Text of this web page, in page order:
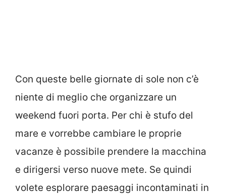
Con queste belle giornate di sole non c’è
niente di meglio che organizzare un
weekend fuori porta. Per chi è stufo del
mare e vorrebbe cambiare le proprie
vacanze è possibile prendere la macchina
e dirigersi verso nuove mete. Se quindi
volete esplorare paesaggi incontaminati in